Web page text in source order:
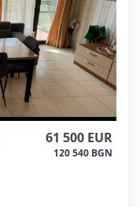
61 500 EUR
120 540 BGN